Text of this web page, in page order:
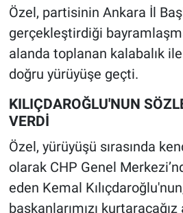
Özel, partisinin Ankara İl
gerçekleştirdiği
alanda toplanan kalabalık
doğru yürüyüşe geçti.
KILIÇDAROĞLU'NUN
VERDİ
Özel, yürüyüşü sırasında
olarak CHP Genel
eden Kemal
başkanlarımızı